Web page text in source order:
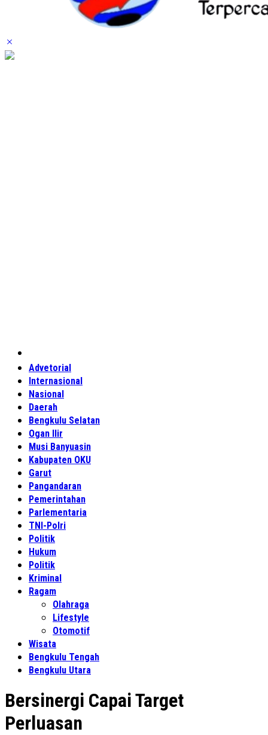
Advetorial
Internasional
Nasional
Daerah
Bengkulu Selatan
Ogan Ilir
Musi Banyuasin
Kabupaten OKU
Garut
Pangandaran
Pemerintahan
Parlementaria
TNI-Polri
Politik
Hukum
Politik
Kriminal
Ragam
Olahraga
Lifestyle
Otomotif
Wisata
Bengkulu Tengah
Bengkulu Utara
Bersinergi Capai Target
Perluasan